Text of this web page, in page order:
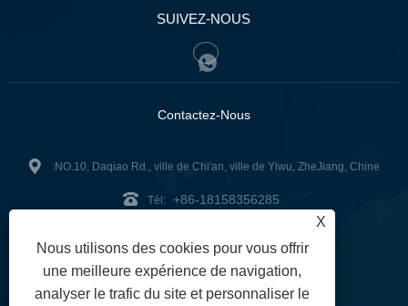
SUIVEZ-NOUS
Contactez-Nous
:NO.10, Daqiao Rd., ville de Chi'an, ville de Yiwu, ZheJiang, Chine
Tél: +86-18158356285
Fax: +86-579-89979099
X
Nous utilisons des cookies pour vous offrir
une meilleure expérience de navigation,
analyser le trafic du site et personnaliser le